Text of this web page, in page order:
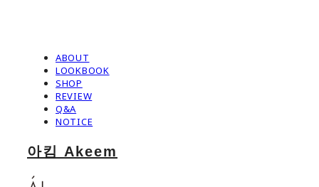
ABOUT
LOOKBOOK
SHOP
REVIEW
Q&A
NOTICE
아킴 Akeem